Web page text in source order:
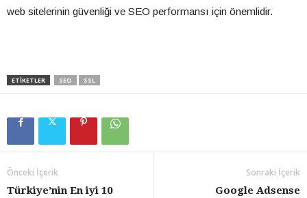
web sitelerinin güvenliği ve SEO performansı için önemlidir.
ETIKETLER SEO SSL
Önceki İçerik
Türkiye’nin En iyi 10
Sonraki İçerik
Google Adsense